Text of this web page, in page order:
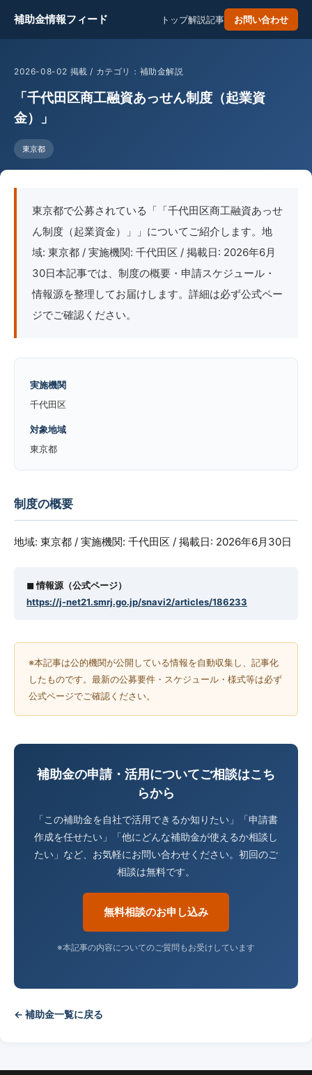
補助金情報フィード トップ解説記事 お問い合わせ
2026-08-02 掲載 / カテゴリ：補助金解説
「千代田区商工融資あっせん制度（起業資
金）」
東京都
東京都で公募されている「「千代田区商工融資あっせ
ん制度（起業資金）」」についてご紹介します。地
域: 東京都 / 実施機関: 千代田区 / 掲載日: 2026年6月
30日本記事では、制度の概要・申請スケジュール・
情報源を整理してお届けします。詳細は必ず公式ペー
ジでご確認ください。
実施機関
千代田区
対象地域
東京都
制度の概要
地域: 東京都 / 実施機関: 千代田区 / 掲載日: 2026年6月30日
◼︎ 情報源（公式ページ）
https://j-net21.smrj.go.jp/snavi2/articles/186233
※本記事は公的機関が公開している情報を自動収集し、記事化
したものです。最新の公募要件・スケジュール・様式等は必ず
公式ページでご確認ください。
補助金の申請・活用についてご相談はこち
らから
「この補助金を自社で活用できるか知りたい」「申請書
作成を任せたい」「他にどんな補助金が使えるか相談し
たい」など、お気軽にお問い合わせください。初回のご
相談は無料です。
無料相談のお申し込み
※本記事の内容についてのご質問もお受けしています
← 補助金一覧に戻る